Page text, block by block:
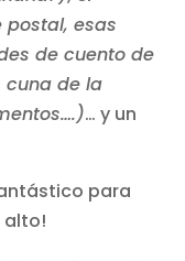
postal, esas
de cuento de
cuna de la
… y un
para
alto!